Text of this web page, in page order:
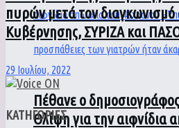
Πέθανε ο
Θλίψη για την αιφνίδια
πυρών μετά τον
Κυβέρνησης, ΣΥΡΙΖΑ και
29 Ιουλίου, 2022
ΚΑΤΗΓΟΡΙΕΣ